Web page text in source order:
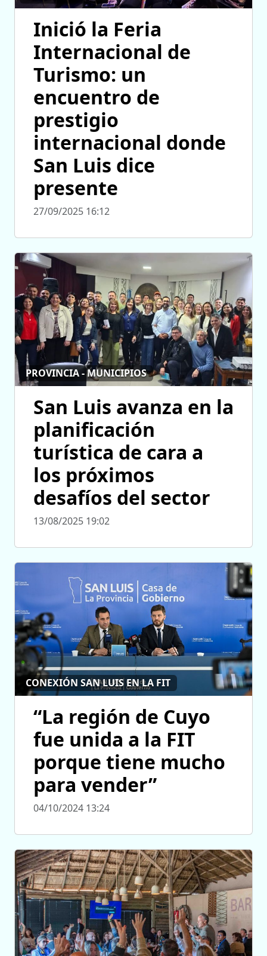
Inició la Feria
Internacional de
Turismo: un
encuentro de
prestigio
internacional donde
San Luis dice
presente
27/09/2025 16:12
PROVINCIA - MUNICIPIOS
San Luis avanza en la
planificación
turística de cara a
los próximos
desafíos del sector
13/08/2025 19:02
CONEXIÓN SAN LUIS EN LA FIT
“La región de Cuyo
fue unida a la FIT
porque tiene mucho
para vender”
04/10/2024 13:24